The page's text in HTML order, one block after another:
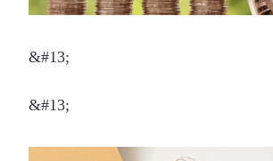
&#13;
&#13;